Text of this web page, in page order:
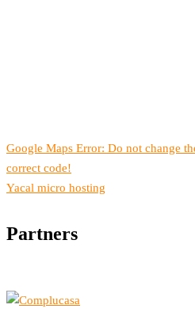
Google Maps Error: Do not change
correct code!
Yacal micro hosting
Partners